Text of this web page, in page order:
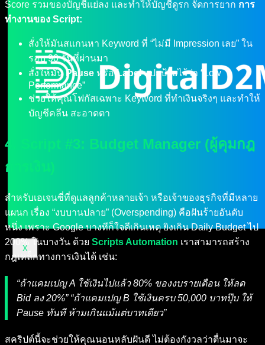
X
Score รวมของบัญชีแย่ลง และทำให้บัญชีดูรก จัดการยาก การ
ทำงานของ Script:
สั่งให้มันสแกนหา Keyword ที่ “ไม่มี Impression เลย” ใน
รอบ 90 วันที่ผ่านมา
สั่งให้มันPause หรือ Labelแปะป้ายไว้ว่า “Low
Performance”
ช่วยให้คุณโฟกัสเฉพาะ Keyword ที่ทำเงินจริงๆ และทำให้
บัญชีคลีน สะอาดตา
4. Script #3: Budget Manager (ผู้คุมกฎ
การเงิน)
สำหรับเอเจนซี่ที่ดูแลลูกค้าหลายเจ้า หรือเจ้าของธุรกิจที่มีหลาย
แผนก เรื่อง “งบบานปลาย” (Overspending) คือฝันร้ายอันดับ
หนึ่ง เพราะ Google บางทีก็ใจดีเกินเหตุ ยิงเกิน Daily Budget ไป
200% ในบางวัน ด้วย Scripts Automation เราสามารถสร้าง
กฎเหล็กทางการเงินได้ เช่น:
“ถ้าแคมเปญ A ใช้เงินไปแล้ว 80% ของงบรายเดือน ให้ลด
Bid ลง 20%” “ถ้าแคมเปญ B ใช้เงินครบ 50,000 บาทปุ๊บ ให้
Pause ทันที ห้ามเกินแม้แต่บาทเดียว”
สคริปต์นี้จะช่วยให้คุณนอนหลับฝันดี ไม่ต้องกังวลว่าตื่นมาจะ